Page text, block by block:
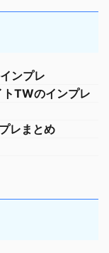
ンプレ
TWのインプレ
レまとめ